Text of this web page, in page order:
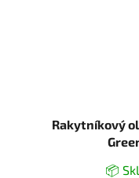
Rakytníkový
📦